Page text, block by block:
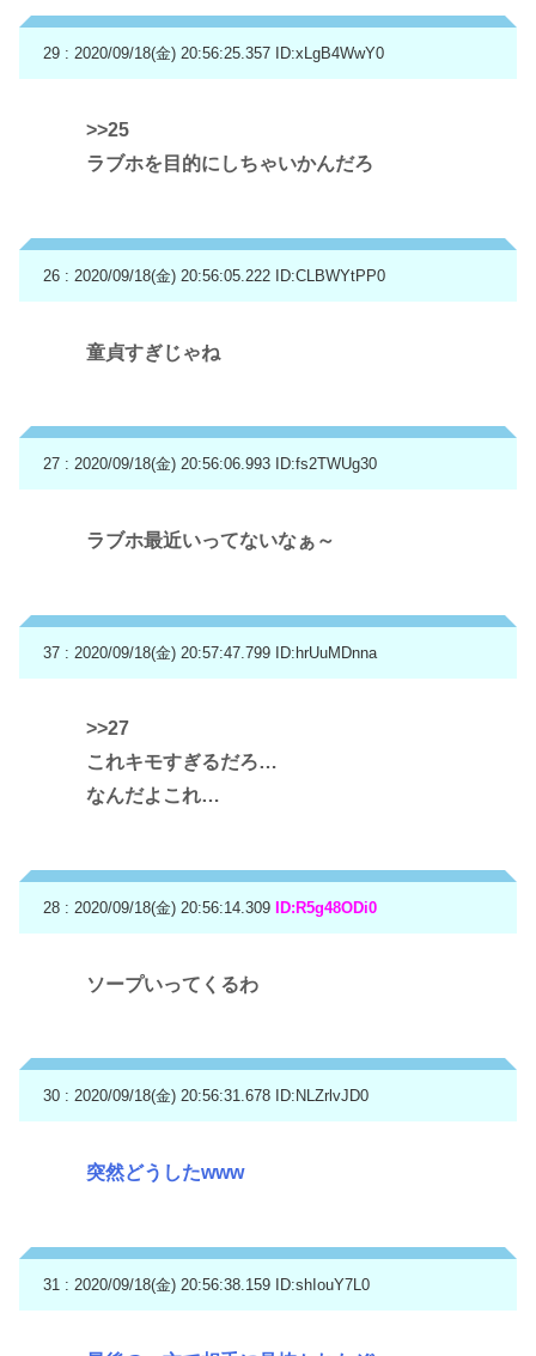
29 : 2020/09/18(金) 20:56:25.357 ID:xLgB4WwY0
>>25
ラブホを目的にしちゃいかんだろ
26 : 2020/09/18(金) 20:56:05.222 ID:CLBWYtPP0
童貞すぎじゃね
27 : 2020/09/18(金) 20:56:06.993 ID:fs2TWUg30
ラブホ最近いってないなぁ～
37 : 2020/09/18(金) 20:57:47.799 ID:hrUuMDnna
>>27
これキモすぎるだろ…
なんだよこれ…
28 : 2020/09/18(金) 20:56:14.309 ID:R5g48ODi0
ソープいってくるわ
30 : 2020/09/18(金) 20:56:31.678 ID:NLZrlvJD0
突然どうしたwww
31 : 2020/09/18(金) 20:56:38.159 ID:shIouY7L0